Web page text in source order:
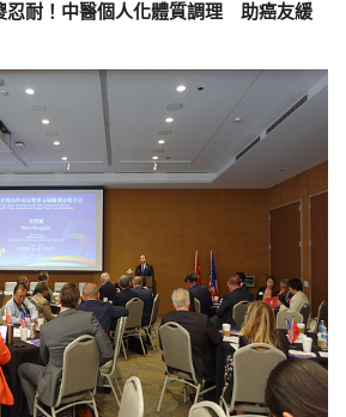
忍耐！中醫個人化體質調理 助癌友緩